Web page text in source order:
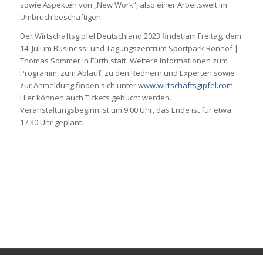
sowie Aspekten von „New Work“, also einer Arbeitswelt im
Umbruch beschäftigen.
Der Wirtschaftsgipfel Deutschland 2023 findet am Freitag, dem
14. Juli im Business- und Tagungszentrum Sportpark Ronhof |
Thomas Sommer in Fürth statt. Weitere Informationen zum
Programm, zum Ablauf, zu den Rednern und Experten sowie
zur Anmeldung finden sich unterwww.wirtschaftsgipfel.com.
Hier können auch Tickets gebucht werden.
Veranstaltungsbeginn ist um 9.00 Uhr, das Ende ist für etwa
17.30 Uhr geplant.